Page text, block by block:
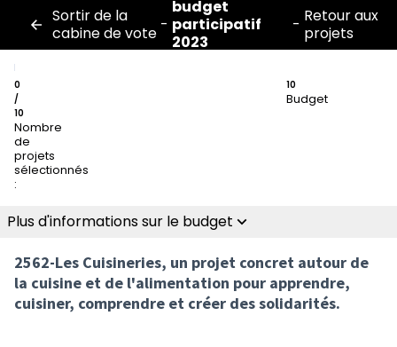
Sortir de la
cabine de vote -
budget
participatif
2023
- Retour aux
projets
0
/
10
Nombre
de
projets
sélectionnés
:
10
Budget
Plus d'informations sur le budget
2562-Les Cuisineries, un projet concret autour de
la cuisine et de l'alimentation pour apprendre,
cuisiner, comprendre et créer des solidarités.